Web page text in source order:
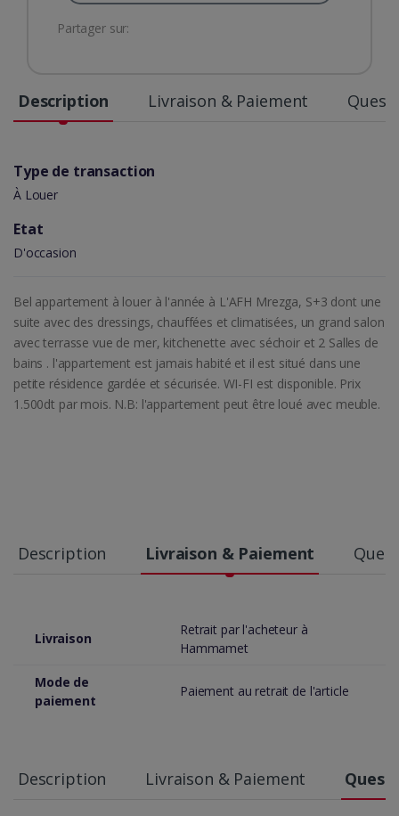
Partager sur:
Description Livraison & Paiement
Type de transaction
À Louer
Etat
D'occasion
Bel appartement à louer à l'année à L'AFH Mrezga, S+3 dont une
suite avec des dressings, chauffées et climatisées, un grand salon
avec terrasse vue de mer, kitchenette avec séchoir et 2 Salles de
bains . l'appartement est jamais habité et il est situé dans une
petite résidence gardée et sécurisée. WI-FI est disponible. Prix
1.500dt par mois. N.B: l'appartement peut être loué avec meuble.
Description Livraison & Paiement
Livraison
Retrait par l'acheteur à
Hammamet
Mode de
paiement
Paiement au retrait de l'article
Description Livraison & Paiement